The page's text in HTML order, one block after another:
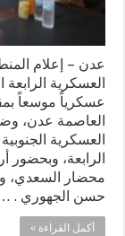
عدن – إعلام
العسكرية
عسكرياً موسعاً
العاصمة عدن،
العسكرية
الرابعة، وبحضور
محضار السعدي،
حسن الجهوري .
أكمل القراءة »